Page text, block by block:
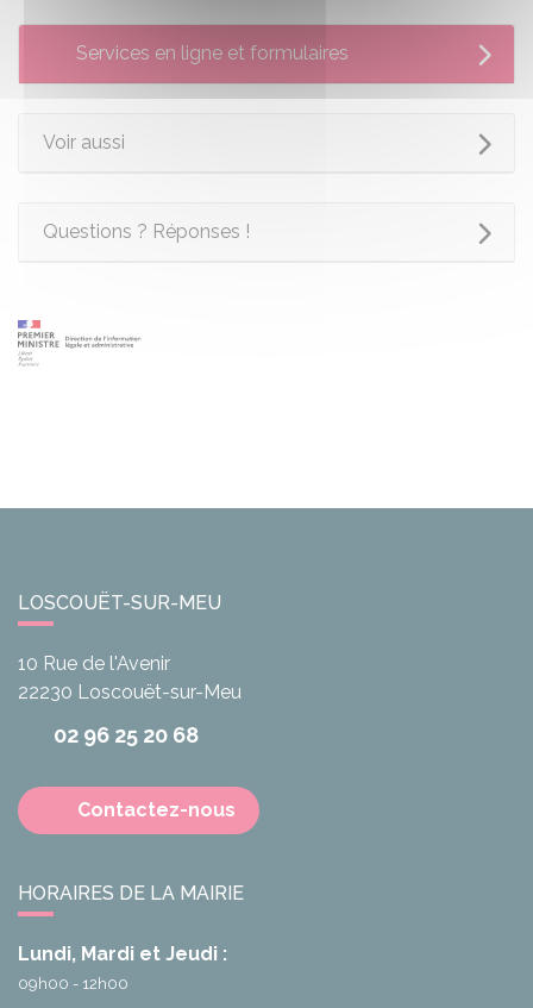
Services en ligne et formulaires
Voir aussi
Questions ? Réponses !
LOSCOUËT-SUR-MEU
10 Rue de l'Avenir
22230 Loscouët-sur-Meu
02 96 25 20 68
Contactez-nous
HORAIRES DE LA MAIRIE
Lundi, Mardi et Jeudi :
09h00 - 12h00